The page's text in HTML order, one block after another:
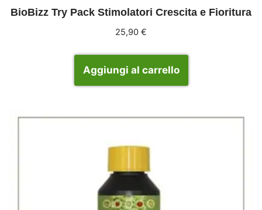
BioBizz Try Pack Stimolatori Crescita e Fioritura
25,90 €
Aggiungi al carrello